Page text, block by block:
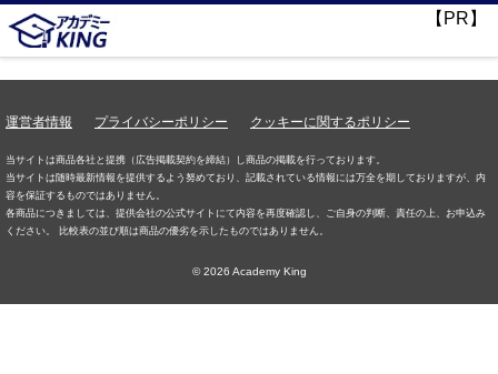
【PR】
運営者情報 プライバシーポリシー クッキーに関するポリシー
当サイトは商品各社と提携（広告掲載契約を締結）し商品の掲載を行っております。
当サイトは随時最新情報を提供するよう努めており、記載されている情報には万全を期しておりますが、内
容を保証するものではありません。
各商品につきましては、提供会社の公式サイトにて内容を再度確認し、ご自身の判断、責任の上、お申込み
ください。 比較表の並び順は商品の優劣を示したものではありません。
© 2026 Academy King